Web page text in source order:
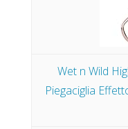
Wet n Wild
Piegaciglia